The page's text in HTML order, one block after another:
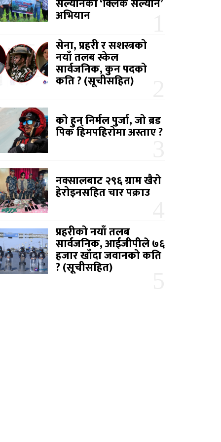
सल्यानको ‘क्लिक सल्यान’
अभियान
सेना, प्रहरी र सशस्त्रको
नयाँ तलब स्केल
सार्वजनिक, कुन पदको
कति ? (सूचीसहित)
को हुन् निर्मल पुर्जा, जो ब्रड
पिक हिमपहिरोमा अस्ताए ?
नक्सालबाट २९६ ग्राम खैरो
हेरोइनसहित चार पक्राउ
प्रहरीको नयाँ तलब
सार्वजनिक, आईजीपीले ७६
हजार खाँदा जवानको कति
? (सूचीसहित)